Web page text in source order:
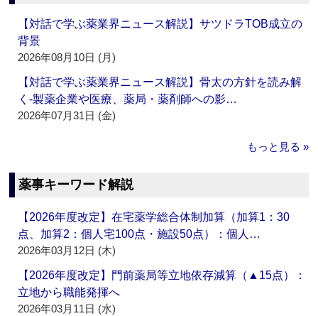
【対話で学ぶ薬業界ニュース解説】サツドラTOB成立の
背景
2026年08月10日 (月)
【対話で学ぶ薬業界ニュース解説】骨太の方針を読み解
く‐製薬企業や医療、薬局・薬剤師への影…
2026年07月31日 (金)
もっと見る »
薬事キーワード解説
【2026年度改定】在宅薬学総合体制加算（加算1：30
点、加算2：個人宅100点・施設50点）：個人…
2026年03月12日 (木)
【2026年度改定】門前薬局等立地依存減算（▲15点）：
立地から職能発揮へ
2026年03月11日 (水)